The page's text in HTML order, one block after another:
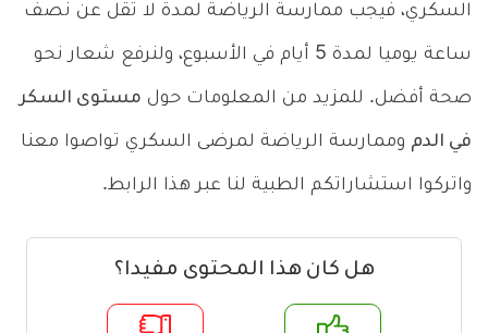
السكري، فيجب ممارسة الرياضة لمدة لا تقل عن نصف
ساعة يوميا لمدة 5 أيام في الأسبوع، ولنرفع شعار نحو
صحة أفضل. للمزيد من المعلومات حول مستوى السكر
في الدم وممارسة الرياضة لمرضى السكري تواصوا معنا
واتركوا استشاراتكم الطبية لنا عبر هذا الرابط.
هل كان هذا المحتوى مفيدا؟